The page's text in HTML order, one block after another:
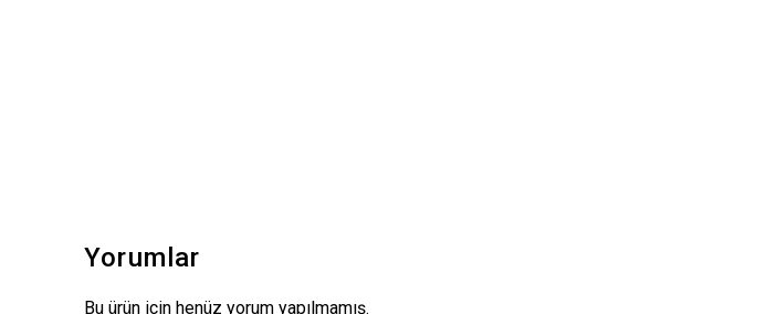
Yorumlar
Bu ürün için henüz yorum yapılmamış.